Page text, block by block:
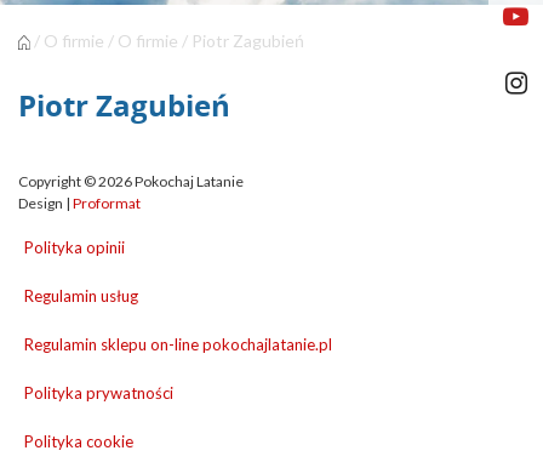
/ O firmie / O firmie / Piotr Zagubień
Piotr Zagubień
Copyright © 2026 Pokochaj Latanie
Design | Proformat
Polityka opinii
Regulamin usług
Regulamin sklepu on-line pokochajlatanie.pl
Polityka prywatności
Polityka cookie